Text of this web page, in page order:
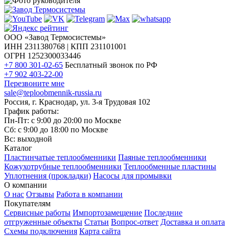
ООО «Завод Термосистемы»
ИНН 2311380768 | КПП 231101001
ОГРН 1252300033446
+7 800 301-02-65 Бесплатный звонок по РФ
+7 902 403-22-00
Перезвоните мне
sale@teploobmennik-russia.ru
Россия, г. Краснодар, ул. 3-я Трудовая 102
График работы:
Пн-Пт: с 9:00 до 20:00 по Москве
Сб: с 9:00 до 18:00 по Москве
Вс: выходной
Каталог
Пластинчатые теплообменники Паяные теплообменники
Кожухотрубные теплообменники Теплообменные пластины
Уплотнения (прокладки) Насосы для промывки
О компании
О нас Отзывы Работа в компании
Покупателям
Сервисные работы Импортозамещение Последние
отгруженные объекты Статьи Вопрос-ответ Доставка и оплата
Схемы подключения Карта сайта